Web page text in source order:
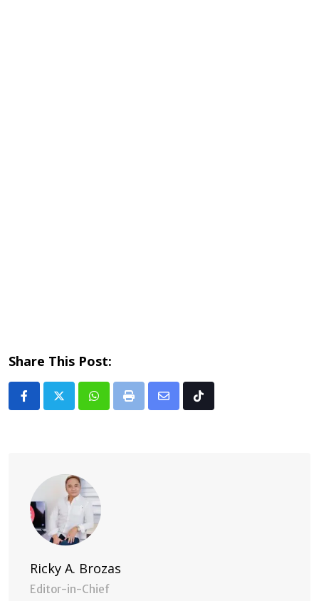
Share This Post:
Whatsapp
Print
Share Tiktok
Ricky A. Brozas
Editor-in-Chief